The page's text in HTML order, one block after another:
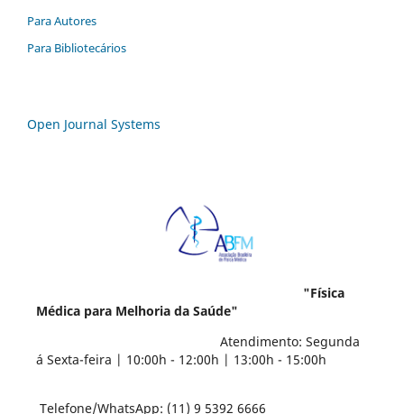
Para Autores
Para Bibliotecários
Open Journal Systems
"Física
Médica para Melhoria da Saúde"
Atendimento: Segunda
á Sexta-feira | 10:00h - 12:00h | 13:00h - 15:00h
Telefone/WhatsApp: (11) 9 5392 6666